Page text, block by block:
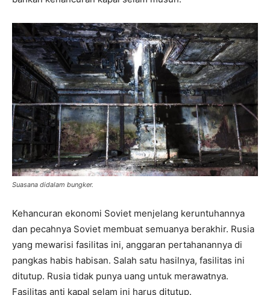
Suasana didalam bungker.
Kehancuran ekonomi Soviet menjelang keruntuhannya
dan pecahnya Soviet membuat semuanya berakhir. Rusia
yang mewarisi fasilitas ini, anggaran pertahanannya di
pangkas habis habisan. Salah satu hasilnya, fasilitas ini
ditutup. Rusia tidak punya uang untuk merawatnya.
Fasilitas anti kapal selam ini harus ditutup.